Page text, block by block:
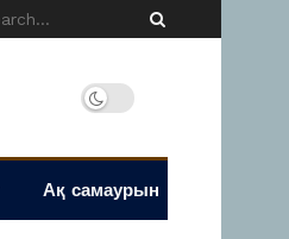
Ақ самаурын